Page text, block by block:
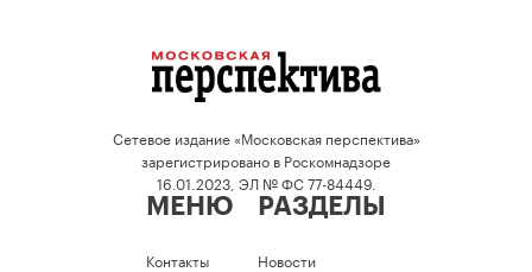
Сетевое издание «Московская перспектива»
зарегистрировано в Роскомнадзоре
16.01.2023, ЭЛ № ФС 77-84449.
МЕНЮ
Контакты
РАЗДЕЛЫ
Новости